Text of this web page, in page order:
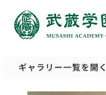
ギャラリー一覧を開く